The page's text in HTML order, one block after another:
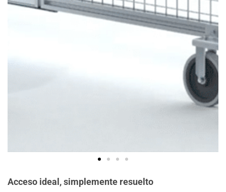
Acceso ideal, simplemente resuelto